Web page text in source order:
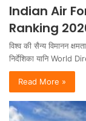
Indian Air
Ranking
विश्व की सैन्य विमानन
निर्देशिका यानि World
Read More »